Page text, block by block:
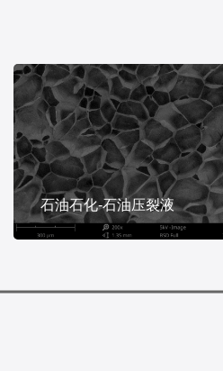
石油石化-石油压裂液